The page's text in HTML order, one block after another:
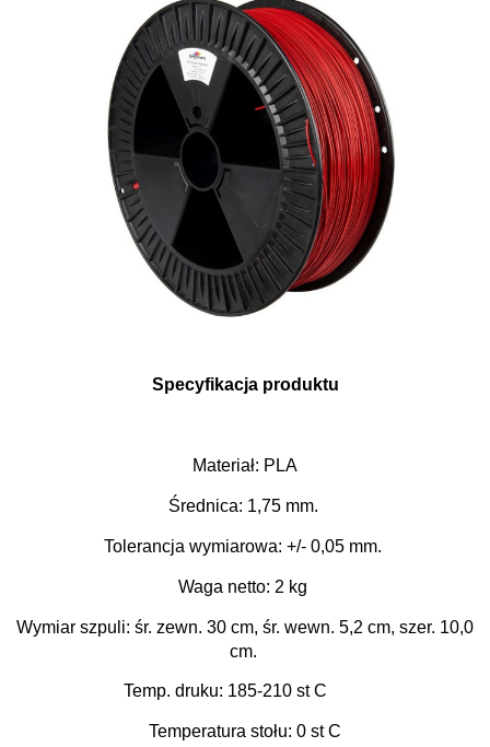
Specyfikacja produktu
Materiał: PLA
Średnica: 1,75 mm.
Tolerancja wymiarowa: +/- 0,05 mm.
Waga netto: 2 kg
Wymiar szpuli: śr. zewn. 30 cm, śr. wewn. 5,2 cm, szer. 10,0
cm.
Temp. druku: 185-210 st C
Temperatura stołu: 0 st C